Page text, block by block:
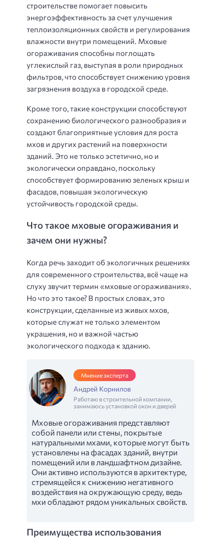
строительстве помогает повысить
энергоэффективность за счет улучшения
теплоизоляционных свойств и регулирования
влажности внутри помещений. Мховые
огораживания способны поглощать
углекислый газ, выступая в роли природных
фильтров, что способствует снижению уровня
загрязнения воздуха в городской среде.
Кроме того, такие конструкции способствуют
сохранению биологического разнообразия и
создают благоприятные условия для роста
мхов и других растений на поверхности
зданий. Это не только эстетично, но и
экологически оправдано, поскольку
способствует формированию зеленых крыш и
фасадов, повышая экологическую
устойчивость городской среды.
Что такое мховые огораживания и
зачем они нужны?
Когда речь заходит об экологичных решениях
для современного строительства, всё чаще на
слуху звучит термин «мховые огораживания».
Но что это такое? В простых словах, это
конструкции, сделанные из живых мхов,
которые служат не только элементом
украшения, но и важной частью
экологического подхода к зданию.
Мнение эксперта
Андрей Корнилов
Работаю в строительной компании,
занимаюсь установкой окон и дверей
Мховые огораживания представляют
собой панели или стены, покрытые
натуральными мхами, которые могут быть
установлены на фасадах зданий, внутри
помещений или в ландшафтном дизайне.
Они активно используются в архитектуре,
стремящейся к снижению негативного
воздействия на окружающую среду, ведь
мхи обладают рядом уникальных свойств.
Преимущества использования